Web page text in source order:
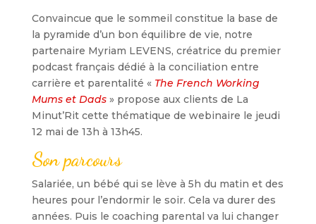
Convaincue que le sommeil constitue la base de
la pyramide d’un bon équilibre de vie, notre
partenaire Myriam LEVENS, créatrice du premier
podcast français dédié à la conciliation entre
carrière et parentalité « The French Working
Mums et Dads» propose aux clients de La
Minut’Rit cette thématique de webinaire le jeudi
12 mai de 13h à 13h45.
Son parcours
Salariée, un bébé qui se lève à 5h du matin et des
heures pour l’endormir le soir. Cela va durer des
années. Puis le coaching parental va lui changer